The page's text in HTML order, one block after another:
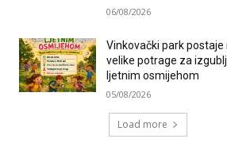
06/08/2026
Vinkovački park postaje
velike potrage za
ljetnim osmijehom
05/08/2026
Load more